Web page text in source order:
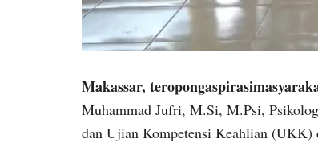
Makassar,
Muhammad Jufri, M.Si, M.Psi,
dan Ujian Kompetensi Keahlian